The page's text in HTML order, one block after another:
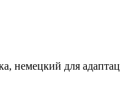
немецкий для